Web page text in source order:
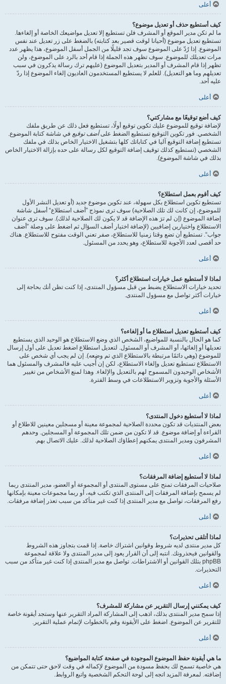
أعلى
كيف أستطيع حذف أو تعديل موضوع؟
ما لم تكن مدير الموقع أو المشرف فلن تستطيع إلا تعديل مواضيعك الخاصة أو إلغاءها.
تستطيع تعديل موضوع (أحيانا لوقت قصير بعد كتابته) بالضغط على زر تعديل عند نفس
الموضوع. إذا رُدّ على الموضوع سوف تجد قليلًا من الجمل أسفل الموضوع، هذا يظهر عدد
مرات تعديلك للموضوع. سوف تظهر هذه الجملة إذا قام أحد بالرد على الموضوع، ولن
تظهر إذا قام المشرف أو المدير بتعديل الموضوع (عليهم ترك رسالة يذكرون في سبب
تعديلهم وما هو التعديل). للعلم لا يستطيع المستخدمون العاديون إلغاء الموضوع إذا ردّ
عليه أحد.
أعلى
كيف أضع توقيعًا مع مشاركتي؟
لإضافة توقيع للموضوع عليك تكوين توقيع أولًا، تستطيع فعل ذلك عن طريق ملفك
الشخصي. فور تكوين التوقيع تستطيع الضغط علىأضف توقيع في شاشة كتابة الموضوع.
تستطيع إضافة التوقيع آليا في كتاباتك كلها بتشغيل الاختيار الخاص بذلك في ملفك
الشخصي (تستطيع كذلك توقيف إضافة التوقيع لكل رسالة على حده بإزالة الاختيار الخاص
بذلك في شاشة الموضوع).
أعلى
كيف أقوم بعمل استطلاع؟
تستطيع تكوين استطلاع بكل سهولة، عند تكوين موضوع جديد (أو تعديل النشر الأول
للموضوع، إن كانت لك تلك الصلاحية) سوف ترى نموذج ”أضف استطلاع“ أسفل شاشة
إضافة الموضوع (إن لم ترَ هذه الإضافة قد لا يكون لك الصلاحية لذلك). سوف ترى عنوان
الاستطلاع واختيارين إضافيين (لإضافة اختيار أضف السؤال ثم اضغط على وصلة ”أضف
جواب“. تستطيع أن تضع وقتا زمنيا للاستطلاع، صفر تعني الوقت مفتوح للاستطلاع. هناك
حد أقصى لعدد الأجوبة للاستطلاع، وهو يحدد من المسئول.
أعلى
لماذا لا أستطيع عمل خيارات استطلاع أكثر؟
تحديد خيارات الاستطلاع يضبط من قبل مسؤول المنتدى، إذا كنت تظن أنك بحاجة إلى
خيارات أكثر تواصل مع مسؤول المنتدى.
أعلى
كيف أستطيع تعديل استطلاع ما أو إلغاءه؟
كما هو الحال بالنسبة للمواضيع، الشخص الذي وضع الاستطلاع هو الوحيد الذي يستطيع
تعديلها أو إلغائها، أو المشرف أو المسئول. لتعديل استطلاع اضغط تعديل على أول إرسال
للموضوع (وهي دائمًا مرتبطة بالاستطلاع الذي تم وضعه). إن لم يجب أي شخص على
الاستطلاع تستطيع تعديل وإلغاء الاستطلاع، لكن إن أُجيب عليه فالمشرف والمسئول هما
الأشخاص الوحيدون المسموح لهم بالتعديل والإلغاء. وهذا لمنع الأشخاص من تغيير
الأسئلة والأجوبة وتزوير الاستطلاعات في وسط الفترة.
أعلى
لماذا لا أستطيع دخول المنتدى؟
بعض المنتديات قد تكون محددة الصلاحية لمجموعة معينة أو مسجلين معينين للاطلاع أو
القراءة أو إضافة موضوع. قد لا تكون من ضمن تلك المجموعة أو المسجلين. وحدهم
المشرفون ومدير المنتدى يمكنهم إعطاؤك الصلاحية لذلك. عليك الاتصال بهم.
أعلى
لماذا لا أستطيع إضافة المرفقات؟
صلاحيات المرفقات تمنح على مستوى المنتدى أو المجموعة أو العضو، مدير المنتدى ربما
لم يسمح بإضافة المرفقات إلى المنتدى الذي تكتب فيه، أو ربما مجموعات معينة بإمكانها
رفع المرفقات، تواصل مع مدير المنتدى إذا كنت غير متأكد من سبب تعذر إضافة مرفقات.
أعلى
لماذا أتلقى تحذيرات؟
كل مدير منتدى لديه شروط وقوانين اشتراك خاصة. إذا قمت بتجاوز هذه الشروط
والقوانين فيحذرونك. انتبه إلى أن القرار يعود إلى مدير المنتدى ولا علاقة لمجموعة
phpBB بتلك القوانين أو الاشتراطات. تواصل مع مدير المنتدى إذا كنت غير متأكد من سبب
التحذيرات.
أعلى
كيف يمكنني إرسال التقرير عن مشاركة للمشرف؟
إذا سمح مدير المنتدى بذلك، اذهب إلى المشاركة المراد التقرير عنها وستجد أيقونة خاصة
للتقرير عن الموضوع. اضغط على الأيقونة وقم بالخطوات لإتمام عملية التقرير.
أعلى
ما هي أيقونة حفظ الموضوع الموجودة في صفحة كتابة المواضيع؟
هي خاصية تسمح لك بحفظ مسودة من الموضوع لإكماله في وقت لاحق حتى تتمكن من
إضافته. لمعرفة المزيد اتجه إلى لوحة التحكم الشخصية واتبع الروابط.